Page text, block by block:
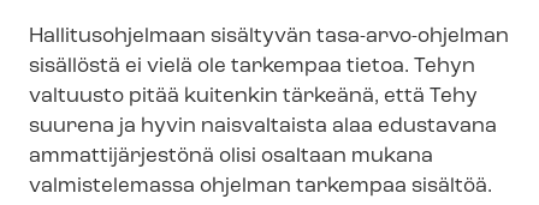
Hallitusohjelmaan sisältyvän tasa-​arvo-ohjelman
sisällöstä ei vielä ole tarkempaa tietoa. Tehyn
valtuusto pitää kuitenkin tärkeänä, että Tehy
suurena ja hyvin naisvaltaista alaa edustavana
ammattijärjestönä olisi osaltaan mukana
valmistelemassa ohjelman tarkempaa sisältöä.